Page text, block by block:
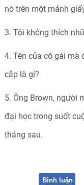
nó trên một mảnh
3. Tôi không thích
4. Tên của cô gái mà
cắp là gỉ?
5. Ông Brown, người
đại học trong suốt
tháng sau.
Bình luận